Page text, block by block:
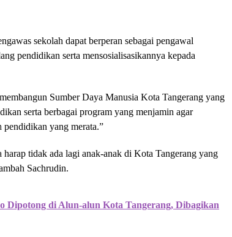
sekolah dapat berperan sebagai pengawal
pendidikan serta mensosialisasikannya kepada
Sumber Daya Manusia Kota Tangerang yang
serta berbagai program yang menjamin agar
pendidikan yang merata.”
harap tidak ada lagi anak-anak di Kota Tangerang yang
Sachrudin.
Dipotong di Alun-alun Kota Tangerang, Dibagikan